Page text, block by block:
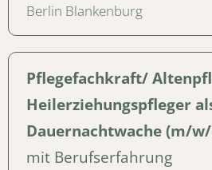
Berlin Blankenburg
Pflegefachkraft/
Heilerziehungspfleger
Dauernachtwache (m/
mit Berufserfahrung